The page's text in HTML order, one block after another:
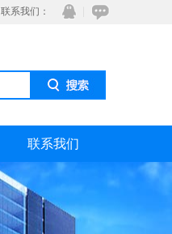
联系我们：
联系我们